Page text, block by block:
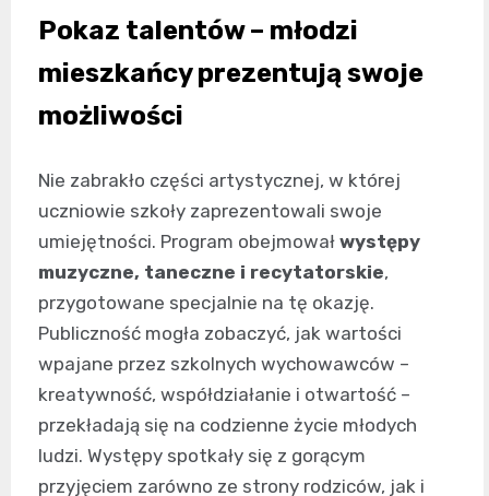
Pokaz talentów – młodzi
mieszkańcy prezentują swoje
możliwości
Nie zabrakło części artystycznej, w której
uczniowie szkoły zaprezentowali swoje
umiejętności. Program obejmował występy
muzyczne, taneczne i recytatorskie,
przygotowane specjalnie na tę okazję.
Publiczność mogła zobaczyć, jak wartości
wpajane przez szkolnych wychowawców –
kreatywność, współdziałanie i otwartość –
przekładają się na codzienne życie młodych
ludzi. Występy spotkały się z gorącym
przyjęciem zarówno ze strony rodziców, jak i